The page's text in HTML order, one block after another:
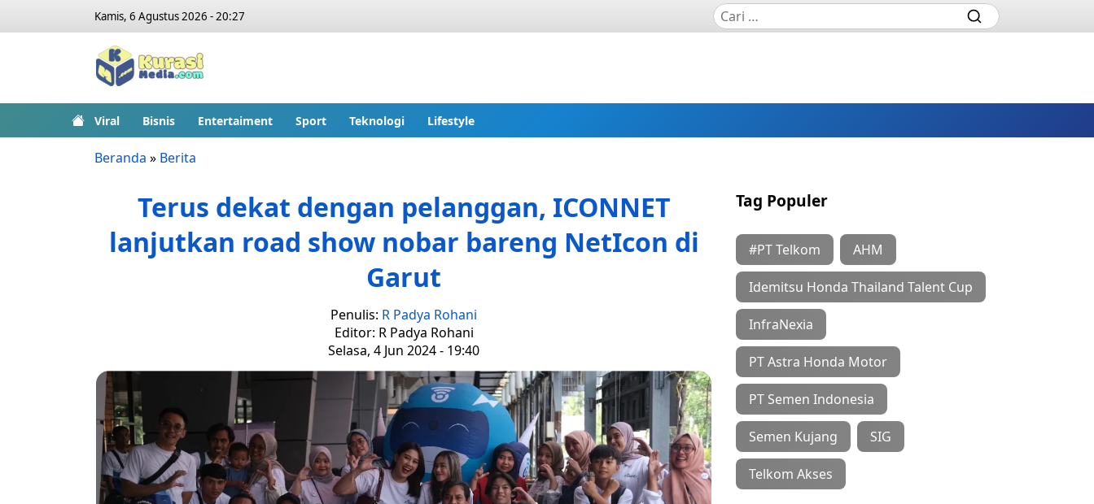
Kamis, 6 Agustus 2026 - 20:27
Viral Bisnis Entertaiment Sport Teknologi Lifestyle
Beranda » Berita
Terus dekat dengan pelanggan, ICONNET
lanjutkan road show nobar bareng NetIcon di
Garut
Penulis: R Padya Rohani
Editor: R Padya Rohani
Selasa, 4 Jun 2024 - 19:40
Tag Populer
#PT Telkom AHM
Idemitsu Honda Thailand Talent Cup
InfraNexia
PT Astra Honda Motor
PT Semen Indonesia
Semen Kujang SIG
Telkom Akses